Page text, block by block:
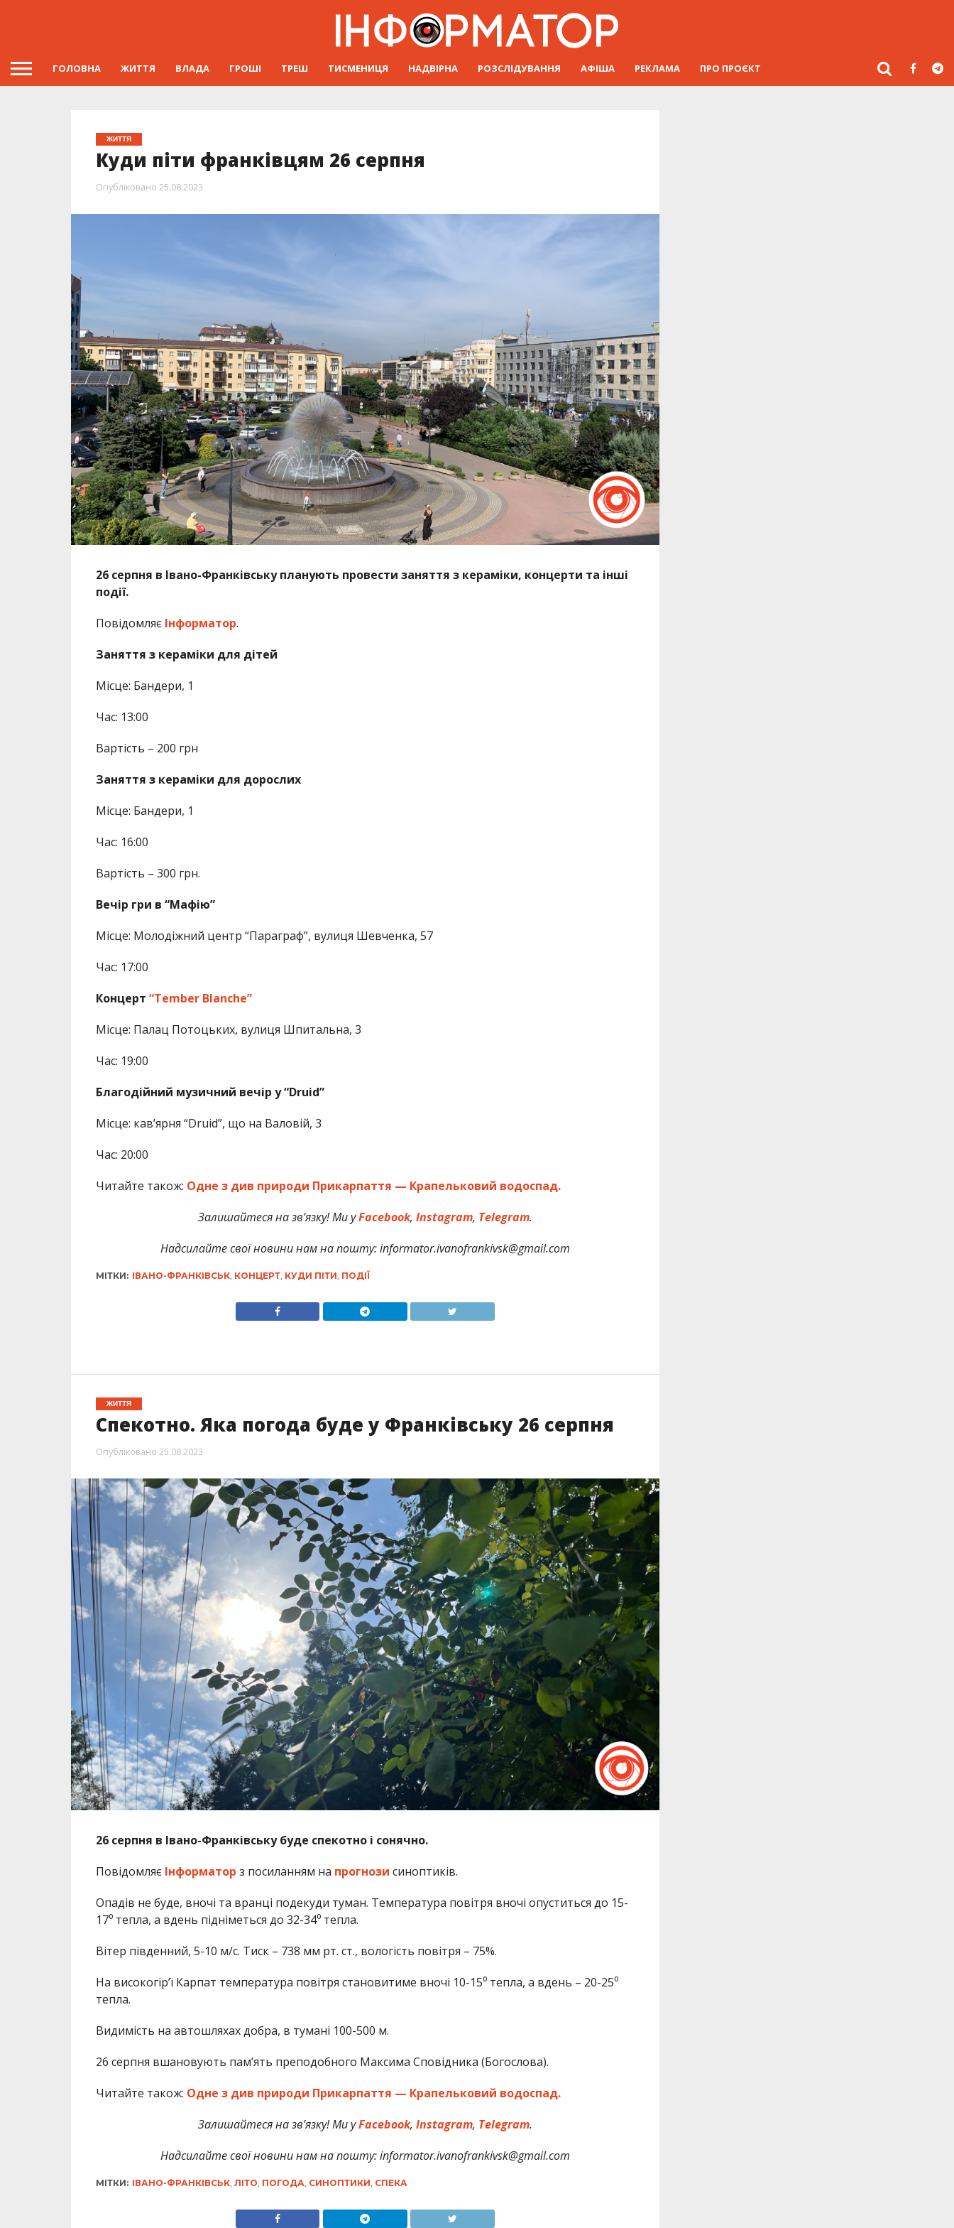
ГОЛОВНА ЖИТТЯ ВЛАДА ГРОШІ ТРЕШ ТИСМЕНИЦЯ НАДВІРНА РОЗСЛІДУВАННЯ АФІША РЕКЛАМА ПРО ПРОЄКТ
ЖИТТЯ
Куди піти франківцям 26 серпня
Опубліковано 25.08.2023
26 серпня в Івано-Франківську планують провести заняття з кераміки, концерти та інші
події.
Повідомляє Інформатор.
Заняття з кераміки для дітей
Місце: Бандери, 1
Час: 13:00
Вартість – 200 грн
Заняття з кераміки для дорослих
Місце: Бандери, 1
Час: 16:00
Вартість – 300 грн.
Вечір гри в “Мафію”
Місце: Молодіжний центр “Параграф”, вулиця Шевченка, 57
Час: 17:00
Концерт “Tember Blanche”
Місце: Палац Потоцьких, вулиця Шпитальна, 3
Час: 19:00
Благодійний музичний вечір у “Druid”
Місце: кавʼярня “Druid”, що на Валовій, 3
Час: 20:00
Читайте також: Одне з див природи Прикарпаття — Крапельковий водоспад.
Залишайтеся на зв’язку! Ми уFacebook, Instagram, Telegram.
Надсилайте свої новини нам на пошту: informator.ivanofrankivsk@gmail.com
МІТКИ: ІВАНО-ФРАНКІВСЬК, КОНЦЕРТ, КУДИ ПІТИ, ПОДІЇ
ЖИТТЯ
Спекотно. Яка погода буде у Франківську 26 серпня
Опубліковано 25.08.2023
26 серпня в Івано-Франківську буде спекотно і сонячно.
Повідомляє Інформатор з посиланням на прогнози синоптиків.
Опадів не буде, вночі та вранці подекуди туман. Температура повітря вночі опуститься до 15-
17⁰ тепла, а вдень підніметься до 32-34⁰ тепла.
Вітер південний, 5-10 м/с. Тиск – 738 мм рт. ст., вологість повітря – 75%.
На високогір’ї Карпат температура повітря становитиме вночі 10-15⁰ тепла, а вдень – 20-25⁰
тепла.
Видимість на автошляхах добра, в тумані 100-500 м.
26 серпня вшановують пам’ять преподобного Максима Сповідника (Богослова).
Читайте також: Одне з див природи Прикарпаття — Крапельковий водоспад.
Залишайтеся на зв’язку! Ми уFacebook, Instagram, Telegram.
Надсилайте свої новини нам на пошту: informator.ivanofrankivsk@gmail.com
МІТКИ: ІВАНО-ФРАНКІВСЬК, ЛІТО ПОГОДА СИНОПТИКИ СПЕКА